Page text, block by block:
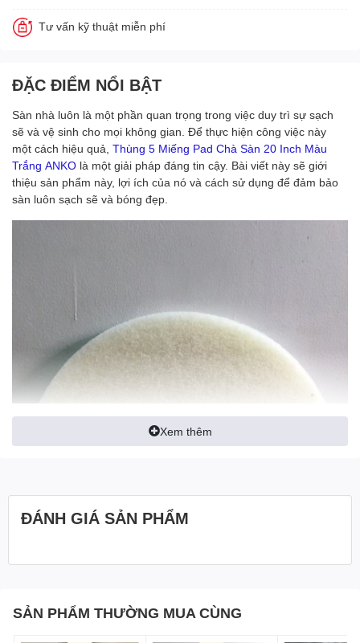
Tư vấn kỹ thuật miễn phí
ĐẶC ĐIỂM NỔI BẬT
Sàn nhà luôn là một phần quan trọng trong việc duy trì sự sạch
sẽ và vệ sinh cho mọi không gian. Để thực hiện công việc này
một cách hiệu quả, Thùng 5 Miếng Pad Chà Sàn 20 Inch Màu
Trắng ANKO là một giải pháp đáng tin cậy. Bài viết này sẽ giới
thiệu sản phẩm này, lợi ích của nó và cách sử dụng để đảm bảo
sàn luôn sạch sẽ và bóng đẹp.
Xem thêm
ĐÁNH GIÁ SẢN PHẨM
SẢN PHẨM THƯỜNG MUA CÙNG